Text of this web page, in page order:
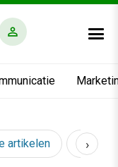
artikelen AI &
›